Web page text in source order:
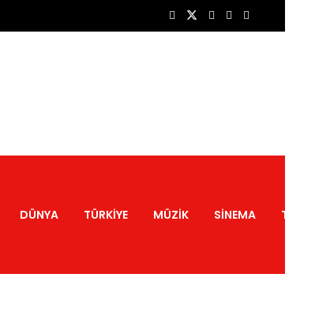
DÜNYA TÜRKIYE MÜZIK SINEMA TATIL